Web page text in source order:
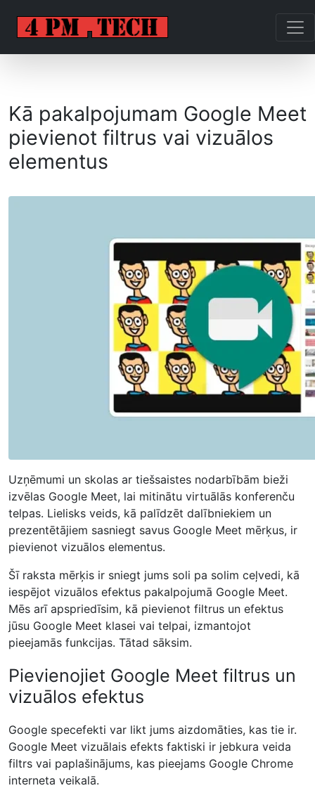
Kā pakalpojumam Google Meet
pievienot filtrus vai vizuālos
elementus
Uzņēmumi un skolas ar tiešsaistes nodarbībām bieži
izvēlas Google Meet, lai mitinātu virtuālās konferenču
telpas. Lielisks veids, kā palīdzēt dalībniekiem un
prezentētājiem sasniegt savus Google Meet mērķus, ir
pievienot vizuālos elementus.
Šī raksta mērķis ir sniegt jums soli pa solim ceļvedi, kā
iespējot vizuālos efektus pakalpojumā Google Meet.
Mēs arī apspriedīsim, kā pievienot filtrus un efektus
jūsu Google Meet klasei vai telpai, izmantojot
pieejamās funkcijas. Tātad sāksim.
Pievienojiet Google Meet filtrus un
vizuālos efektus
Google specefekti var likt jums aizdomāties, kas tie ir.
Google Meet vizuālais efekts faktiski ir jebkura veida
filtrs vai paplašinājums, kas pieejams Google Chrome
interneta veikalā.